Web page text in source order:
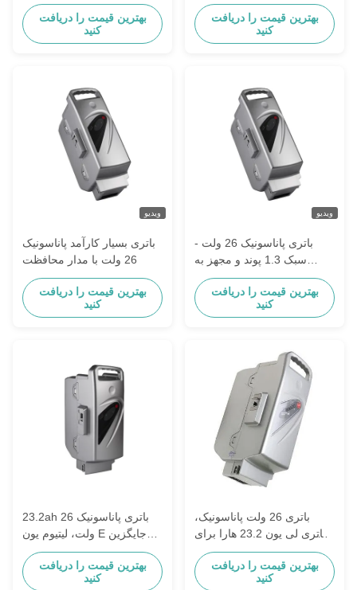
بهترین قیمت را دریافت
کنید
بهترین قیمت را دریافت
کنید
ویدیو
باتری بسیار کارآمد پاناسونیک
26 ولت با مدار محافظت
بهترین قیمت را دریافت
کنید
ویدیو
باتری پاناسونیک 26 ولت -
سبک 1.3 پوند و مجهز به
محافظت از مدار کوتاه
بهترین قیمت را دریافت
کنید
23.2ah باتری پاناسونیک 26
ولت، لیتیوم یون E جایگزین
باتری دوچرخه
بهترین قیمت را دریافت
کنید
باتری 26 ولت پاناسونیک،
باتری لی یون 23.2 هارا برای
دوچرخه برقی
بهترین قیمت را دریافت
کنید